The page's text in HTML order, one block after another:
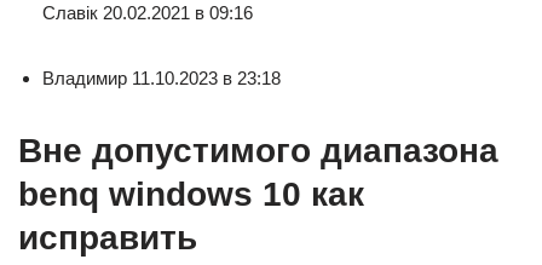
Славік 20.02.2021 в 09:16
Владимир 11.10.2023 в 23:18
Вне допустимого диапазона
benq windows 10 как
исправить